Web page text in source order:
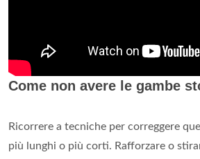
Come non avere le gambe
Ricorrere a tecniche per correggere
più lunghi o più corti. Rafforzare o